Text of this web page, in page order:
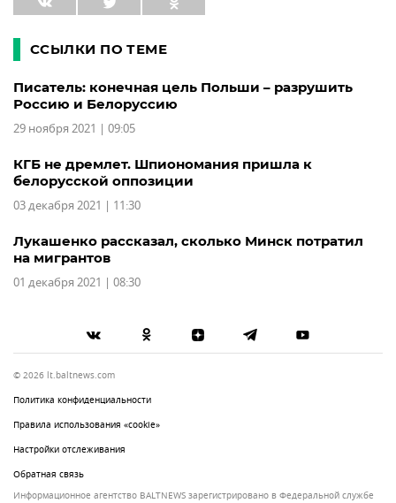
ССЫЛКИ ПО ТЕМЕ
Писатель: конечная цель Польши – разрушить
Россию и Белоруссию
29 ноября 2021 | 09:05
КГБ не дремлет. Шпиономания пришла к
белорусской оппозиции
03 декабря 2021 | 11:30
Лукашенко рассказал, сколько Минск потратил
на мигрантов
01 декабря 2021 | 08:30
© 2026 lt.baltnews.com
Политика конфиденциальности
Правила использования «cookie»
Настройки отслеживания
Обратная связь
Информационное агентство BALTNEWS зарегистрировано в Федеральной службе